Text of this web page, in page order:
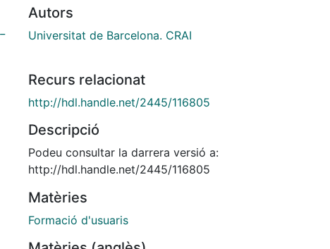
Autors
Universitat de Barcelona. CRAI
Recurs relacionat
http://hdl.handle.net/2445/116805
Descripció
Podeu consultar la darrera versió a:
http://hdl.handle.net/2445/116805
Matèries
Formació d'usuaris